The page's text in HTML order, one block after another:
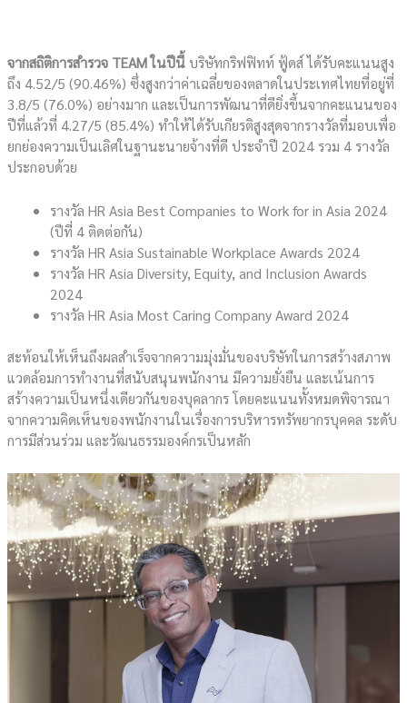
จากสถิติการสำรวจ TEAM ในปีนี้บริษัทกริฟฟิทท์ ฟู้ดส์ ได้รับคะแนนสูง
ถึง 4.52/5 (90.46%) ซึ่งสูงกว่าค่าเฉลี่ยของตลาดในประเทศไทยที่อยู่ที่
3.8/5 (76.0%) อย่างมาก และเป็นการพัฒนาที่ดียิ่งขึ้นจากคะแนนของ
ปีที่แล้วที่ 4.27/5 (85.4%) ทำให้ได้รับเกียรติสูงสุดจากรางวัลที่มอบเพื่อ
ยกย่องความเป็นเลิศในฐานะนายจ้างที่ดี ประจำปี 2024 รวม 4 รางวัล
ประกอบด้วย
รางวัล HR Asia Best Companies to Work for in Asia 2024
(ปีที่ 4 ติดต่อกัน)
รางวัล HR Asia Sustainable Workplace Awards 2024
รางวัล HR Asia Diversity, Equity, and Inclusion Awards
2024
รางวัล HR Asia Most Caring Company Award 2024
สะท้อนให้เห็นถึงผลสำเร็จจากความมุ่งมั่นของบริษัทในการสร้างสภาพ
แวดล้อมการทำงานที่สนับสนุนพนักงาน มีความยั่งยืน และเน้นการ
สร้างความเป็นหนึ่งเดียวกันของบุคลากร โดยคะแนนทั้งหมดพิจารณา
จากความคิดเห็นของพนักงานในเรื่องการบริหารทรัพยากรบุคคล ระดับ
การมีส่วนร่วม และวัฒนธรรมองค์กรเป็นหลัก